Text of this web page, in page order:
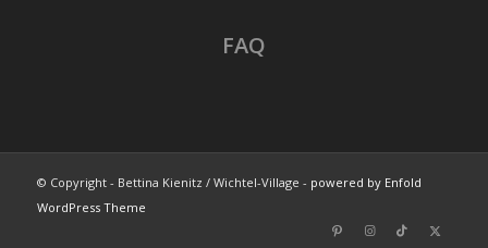
FAQ
© Copyright - Bettina Kienitz / Wichtel-Village - powered by Enfold
WordPress Theme